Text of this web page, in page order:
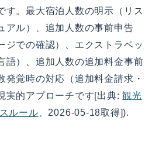
す。最大宿泊人数の明示（リス
アル）、追加人数の事前申告
ジでの確認）、エクストラベッ
語）、追加人数の追加料金事前
発覚時の対応（追加料金請求・
実的アプローチです[出典:観光
ルール 、2026-05-18取得]).